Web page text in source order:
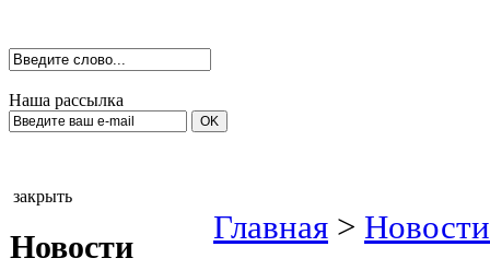
Наша рассылка
закрыть
Новости
Главная >